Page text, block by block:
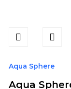
Aqua Sphere
Aqua